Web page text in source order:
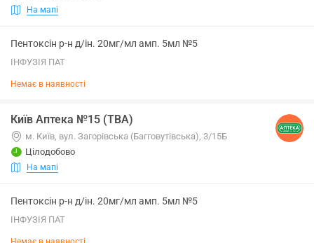
На мапі
Пентоксін р-н д/ін. 20мг/мл амп. 5мл №5
ІНФУЗІЯ ПАТ
Немає в наявності
Київ Аптека №15 (ТВА)
м. Київ, вул. Загорівська (Багговутівська), 3/15Б
Цілодобово
На мапі
Пентоксін р-н д/ін. 20мг/мл амп. 5мл №5
ІНФУЗІЯ ПАТ